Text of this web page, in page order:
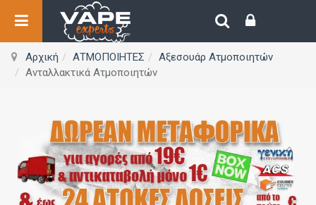
Αρχική ΑΤΜΟΠΟΙΗΤΕΣ
Αξεσουάρ Ατμοποιητών
Ανταλλακτικά Ατμοποιητών